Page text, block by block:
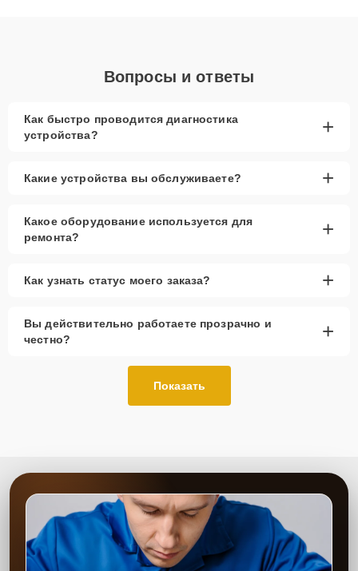
Вопросы и ответы
Как быстро проводится диагностика
устройства?
+
Какие устройства вы обслуживаете? +
Какое оборудование используется для
ремонта?
+
Как узнать статус моего заказа? +
Вы действительно работаете прозрачно и
честно?
+
Показать